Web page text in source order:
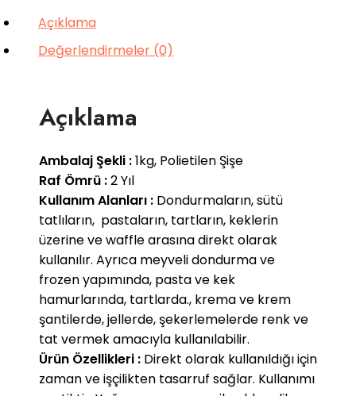
Açıklama
Değerlendirmeler (0)
Açıklama
Ambalaj Şekli :1kg, Polietilen Şişe
Raf Ömrü :2 Yıl
Kullanım Alanları : Dondurmaların, sütü
tatlıların, pastaların, tartların, keklerin
üzerine ve waffle arasına direkt olarak
kullanılır. Ayrıca meyveli dondurma ve
frozen yapımında, pasta ve kek
hamurlarında, tartlarda., krema ve krem
şantilerde, jellerde, şekerlemelerde renk ve
tat vermek amacıyla kullanılabilir.
Ürün Özellikleri : Direkt olarak kullanıldığı için
zaman ve işçilikten tasarruf sağlar. Kullanımı